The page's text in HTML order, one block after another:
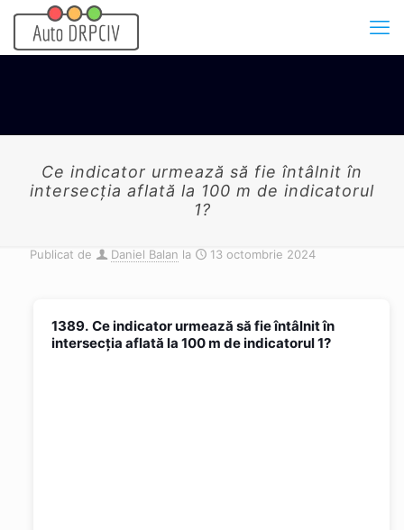
Ce indicator urmează să fie întâlnit în
intersecţia aflată la 100 m de indicatorul
1?
Publicat de Daniel Balan la 13 octombrie 2024
1389. Ce indicator urmează să fie întâlnit în
intersecţia aflată la 100 m de indicatorul 1?